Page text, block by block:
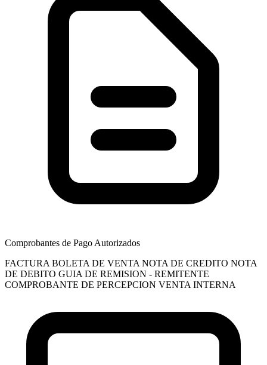
Comprobantes de Pago Autorizados
FACTURA BOLETA DE VENTA NOTA DE CREDITO NOTA
DE DEBITO GUIA DE REMISION - REMITENTE
COMPROBANTE DE PERCEPCION VENTA INTERNA